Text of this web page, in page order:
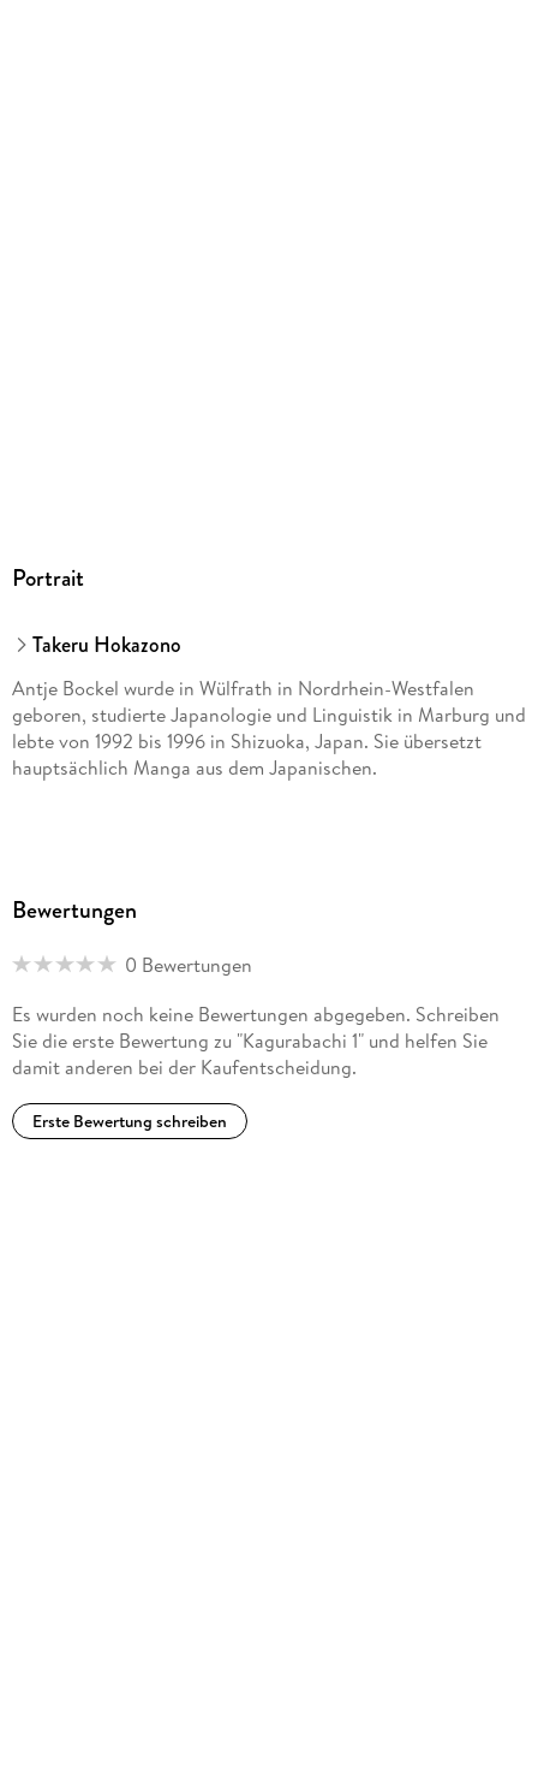
Portrait
Takeru Hokazono
Antje Bockel wurde in Wülfrath in Nordrhein-Westfalen
geboren, studierte Japanologie und Linguistik in Marburg und
lebte von 1992 bis 1996 in Shizuoka, Japan. Sie übersetzt
hauptsächlich Manga aus dem Japanischen.
Bewertungen
0 Bewertungen
Es wurden noch keine Bewertungen abgegeben. Schreiben
Sie die erste Bewertung zu "Kagurabachi 1" und helfen Sie
damit anderen bei der Kaufentscheidung.
Erste Bewertung schreiben